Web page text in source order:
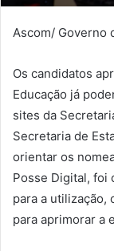
Ascom/ Governo
Os candidatos
Educação já
sites da
Secretaria de
orientar os
Posse Digital, foi
para a utilização,
para aprimorar a